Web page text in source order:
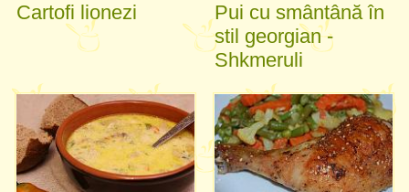
Cartofi lionezi
Pui cu smântână în
stil georgian -
Shkmeruli